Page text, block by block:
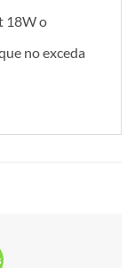
18W o
no exceda